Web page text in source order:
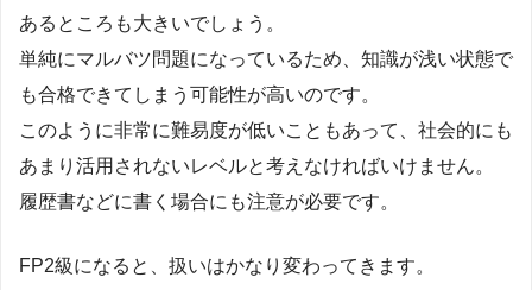
あるところも大きいでしょう。
単純にマルバツ問題になっているため、知識が浅い状態で
も合格できてしまう可能性が高いのです。
このように非常に難易度が低いこともあって、社会的にも
あまり活用されないレベルと考えなければいけません。
履歴書などに書く場合にも注意が必要です。
FP2級になると、扱いはかなり変わってきます。